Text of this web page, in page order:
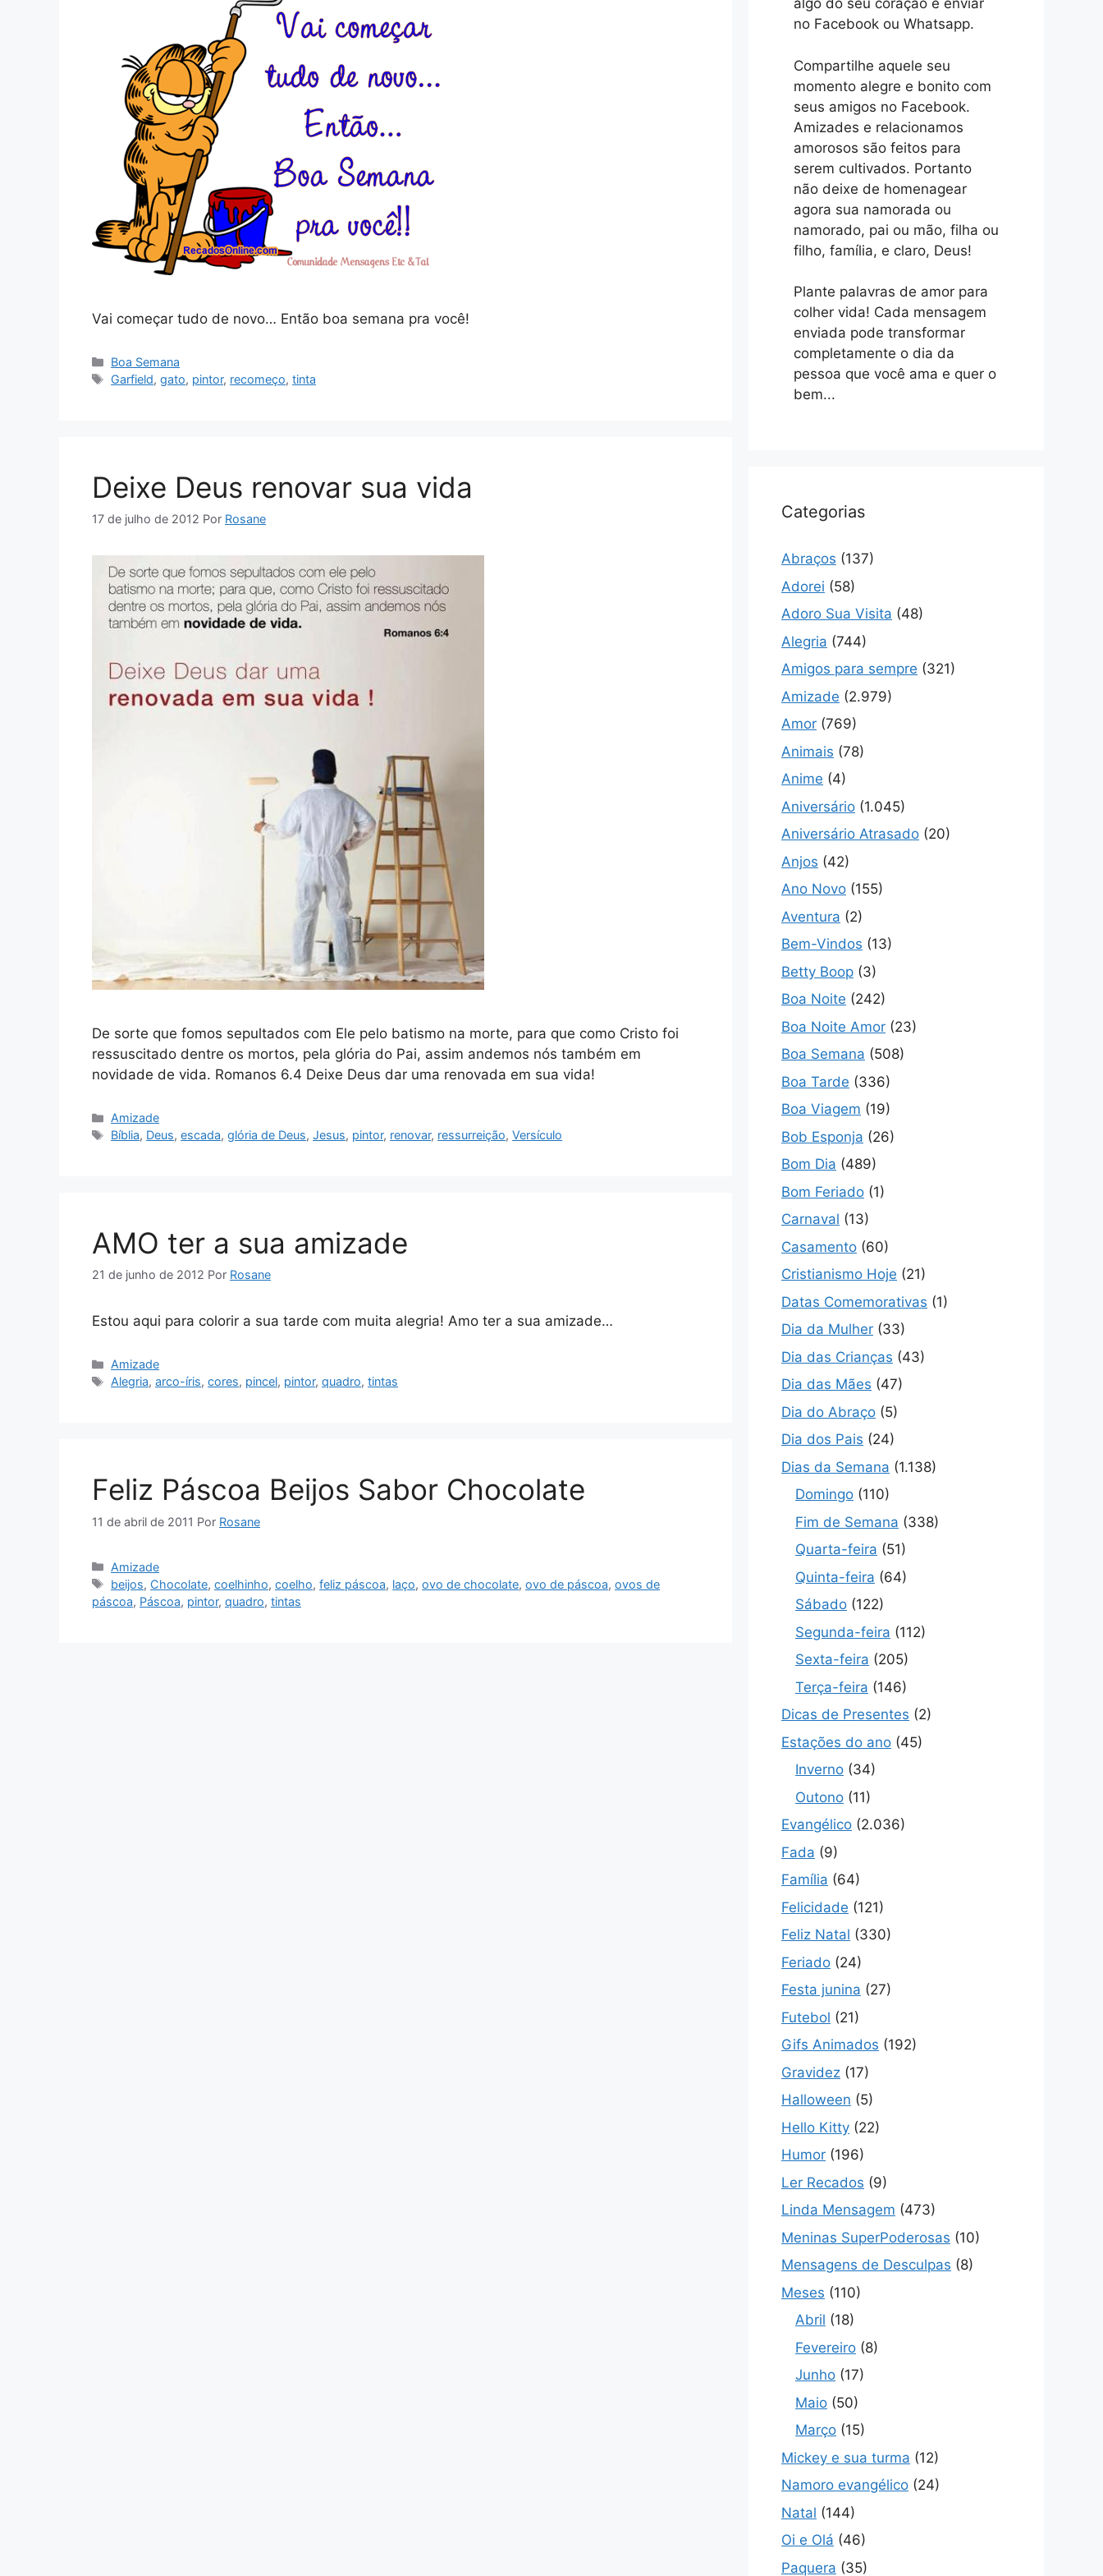
Vai começar tudo de novo… Então boa semana pra você!
Categorias
Boa Semana
Tags
Garfield,gato, pintor, recomeço,tinta
Deixe Deus renovar sua vida
17 de julho de 2012 Por Rosane
De sorte que fomos sepultados com Ele pelo batismo na morte, para que como Cristo foi
ressuscitado dentre os mortos, pela glória do Pai, assim andemos nós também em
novidade de vida. Romanos 6.4 Deixe Deus dar uma renovada em sua vida!
Categorias
Amizade
Tags
Bíblia, Deus,escada,glória de Deus,Jesus, pintor, renovar, ressurreição,Versículo
AMO ter a sua amizade
21 de junho de 2012 Por Rosane
Estou aqui para colorir a sua tarde com muita alegria! Amo ter a sua amizade…
Categorias
Amizade
Tags
Alegria,arco-íris,cores, pincel, pintor,quadro,tintas
Feliz Páscoa Beijos Sabor Chocolate
11 de abril de 2011 Por Rosane
Categorias
Amizade
Tags
beijos, Chocolate,coelhinho,coelho,feliz páscoa, laço,ovo de chocolate,ovo de páscoa,ovos de
páscoa, Páscoa, pintor, quadro, tintas
algo do seu coração e enviar
no Facebook ou Whatsapp.
Compartilhe aquele seu
momento alegre e bonito com
seus amigos no Facebook.
Amizades e relacionamos
amorosos são feitos para
serem cultivados. Portanto
não deixe de homenagear
agora sua namorada ou
namorado, pai ou mão, filha ou
filho, família, e claro, Deus!
Plante palavras de amor para
colher vida! Cada mensagem
enviada pode transformar
completamente o dia da
pessoa que você ama e quer o
bem...
Categorias
Abraços (137)
Adorei (58)
Adoro Sua Visita (48)
Alegria (744)
Amigos para sempre (321)
Amizade (2.979)
Amor (769)
Animais (78)
Anime (4)
Aniversário (1.045)
Aniversário Atrasado (20)
Anjos (42)
Ano Novo (155)
Aventura (2)
Bem-Vindos (13)
Betty Boop (3)
Boa Noite (242)
Boa Noite Amor (23)
Boa Semana (508)
Boa Tarde (336)
Boa Viagem (19)
Bob Esponja (26)
Bom Dia (489)
Bom Feriado (1)
Carnaval (13)
Casamento (60)
Cristianismo Hoje (21)
Datas Comemorativas (1)
Dia da Mulher (33)
Dia das Crianças (43)
Dia das Mães (47)
Dia do Abraço (5)
Dia dos Pais (24)
Dias da Semana (1.138)
Domingo (110)
Fim de Semana (338)
Quarta-feira (51)
Quinta-feira (64)
Sábado (122)
Segunda-feira (112)
Sexta-feira (205)
Terça-feira (146)
Dicas de Presentes (2)
Estações do ano (45)
Inverno (34)
Outono (11)
Evangélico (2.036)
Fada (9)
Família (64)
Felicidade (121)
Feliz Natal (330)
Feriado (24)
Festa junina (27)
Futebol (21)
Gifs Animados (192)
Gravidez (17)
Halloween (5)
Hello Kitty (22)
Humor (196)
Ler Recados (9)
Linda Mensagem (473)
Meninas SuperPoderosas (10)
Mensagens de Desculpas (8)
Meses (110)
Abril (18)
Fevereiro (8)
Junho (17)
Maio (50)
Março (15)
Mickey e sua turma (12)
Namoro evangélico (24)
Natal (144)
Oi e Olá (46)
Paquera (35)